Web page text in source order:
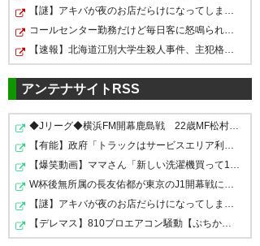
スッキリしないなぁ…こんなん
でチャンピオンシップとか不安
すぎる(*_*)
— サトウコ うすけ
(mameguzirou)2016, 8月 20
優磨が本格的にミスター試合終
盤になってる。すばらしい。
圏の福岡、湘南相手に大苦戦し
ており、CSで川崎や浦和に勝て
るのか大きな疑問。ファブリシ
オが戦力になっておらず、カイ
オ退団分だけポッカリ戦力が抜
けている。 #antlers
— 鹿島10 (kashimasup)2016,
8月 20
【謎】アキバが夜のお店だらけになってしまった理由、誰…
コールセンター勤務だけど毎日客に怒鳴られもう限界
【速報】北海道江別大学生殺人事件、主犯格の川口被告(19…
アンテナサイトRSS
◆Jリーグ◆横浜FM開幕鹿島戦 22歳MF松村、16歳MF三井寺ら…
【有能】政府「トラックはサービスエリア利用有料化すれ…
【爆笑動画】ママさん「新しい洗濯機買って1発目に回した…
W杯後無所属の長友佑都が東京のJ1開幕戦に来場「みなさま…
【謎】アキバが夜のお店だらけになってしまった理由、誰…
【デレマス】810プロエアコン騒動【ぷちかれシリーズ】